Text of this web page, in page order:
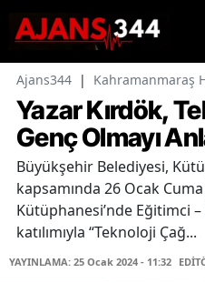
Ajans344 | Kahramanmaraş
Yazar Kırdök,
Genç Olmayı
Büyükşehir Belediyesi,
kapsamında 26 Ocak
Kütüphanesi’nde Eğitimci –
katılımıyla “Teknoloji Çağ...
YAYINLAMA: 25 Ocak 2024 - 11:32